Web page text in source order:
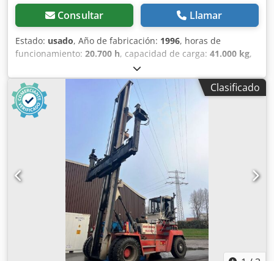
Consultar Llamar
Estado: usado, Año de fabricación: 1996, horas de
funcionamiento: 20.700 h, capacidad de carga: 41.000 kg,
15.000 mm
diésel, altura de construcción:4.800 mm, tipo de
engranaje:
, Equipamiento:
cabina, protector
de cabeza
, Disponibles 2 unidades. Ubicación entre
Múnich y Núremberg. Visita y recogida previa cita en la
zona de Múnich. Todas las inspecciones realizadas, buen
estado. Motor Mercedes nuevo, 222 kW, 302 CV, 302 horas
de funcionamiento, 1150 horas totales. Visita solo con cita
previa. F 198 Ferrari Ancho delantero: 4250 mm Trasero:
3360 mm Longitud del chasis: 8800 mm Altura total: 4570
mm Altura del chasis: 3350 mm A? Bock Peso total: 66800
kg - ¿9500 kg spreader? ¿8500 mástil? Dcsdpfozfykqox Al
Clasificado